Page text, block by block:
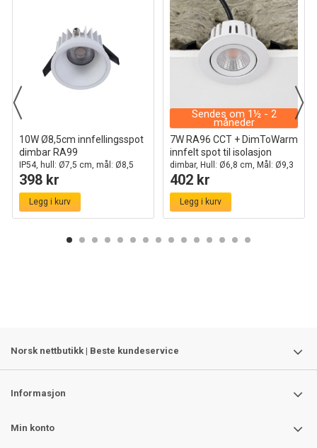
10W Ø8,5cm innfellingsspot
dimbar RA99
IP54, hull: Ø7,5 cm, mål: Ø8,5
cm, hvit kant
398 kr
Legg i kurv
Sendes om 1½ - 2
måneder
7W RA96 CCT + DimToWarm
innfelt spot til isolasjon
dimbar, Hull: Ø6,8 cm, Mål: Ø9,3
cm
402 kr
Legg i kurv
Norsk nettbutikk | Beste kundeservice
Informasjon
Min konto